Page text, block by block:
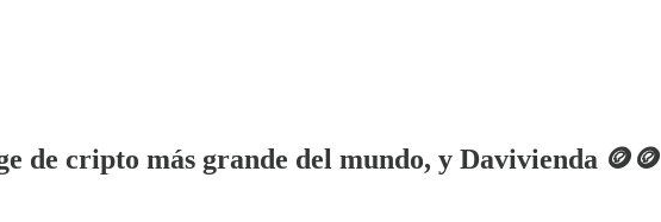
de cripto más grande del mundo, y Davivienda 🪙🪙